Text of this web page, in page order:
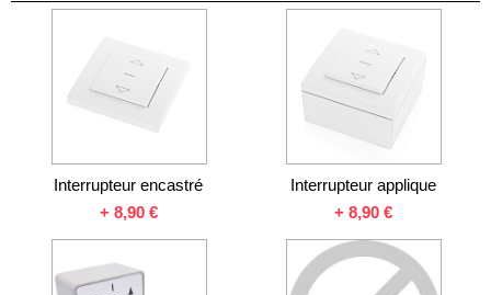
Interrupteur encastré
+ 8,90 €
Interrupteur applique
+ 8,90 €